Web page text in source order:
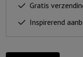
Gratis
Inspirerend